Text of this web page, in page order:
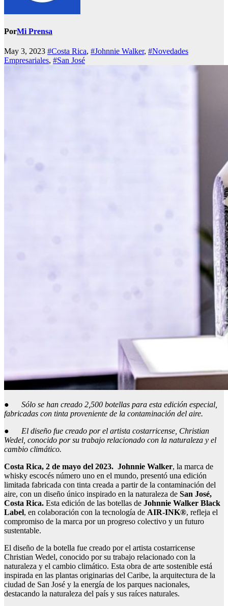
PorMi Prensa
May 3, 2023 #Costa Rica, #Johnnie Walker, #Novedades
Empresariales, #San José
● Sólo se han creado 2,500 botellas para esta edición especial,
fabricadas con tinta proveniente de la contaminación del aire.
● El diseño fue creado por el artista costarricense, Christian
Wedel, conocido por su trabajo relacionado con la naturaleza y el
cambio climático.
Costa Rica, 2 de mayo del 2023. Johnnie Walker, la marca de
whisky escocés número uno en el mundo, presentó una edición
limitada fabricada con tinta creada a partir de la contaminación del
aire, con un diseño único inspirado en la naturaleza de San José,
Costa Rica. Esta edición de las botellas de Johnnie Walker Black
Label, en colaboración con la tecnología de AIR-INK®, refleja el
compromiso de la marca por un progreso colectivo y un futuro
sustentable.
El diseño de la botella fue creado por el artista costarricense
Christian Wedel, conocido por su trabajo relacionado con la
naturaleza y el cambio climático. Esta obra de arte sostenible está
inspirada en las plantas originarias del Caribe, la arquitectura de la
ciudad de San José y la energía de los parques nacionales,
destacando la naturaleza del país y sus raíces naturales.